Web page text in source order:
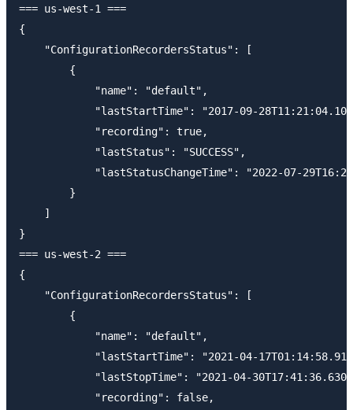
=== us-west-1 ===
{
    "ConfigurationRecordersStatus": [
        {
            "name": "default",
"lastStartTime": "2017-09-
            "recording": true,
            "lastStatus": "SUCCESS",
"lastStatusChangeTime": "2022-07-
        }
    ]
}
=== us-west-2 ===
{
    "ConfigurationRecordersStatus": [
        {
            "name": "default",
"lastStartTime": "2021-04-
"lastStopTime": "2021-04-
            "recording": false,